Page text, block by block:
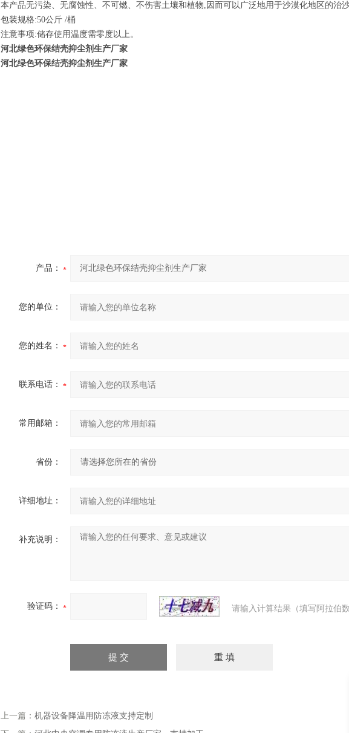
本产品无污染、无腐蚀性、不可燃、不伤害土壤和植物,因而可以广泛地用于沙漠化地区的治
包装规格:50公斤 /桶
注意事项:储存使用温度需零度以上。
河北绿色环保结壳抑尘剂生产厂家
河北绿色环保结壳抑尘剂生产厂家
产品：
您的单位：
您的姓名：
联系电话：
常用邮箱：
省份：
详细地址：
补充说明：
验证码： 请输入计算结果（填写阿拉伯
上一篇： 机器设备降温用防冻液支持定制